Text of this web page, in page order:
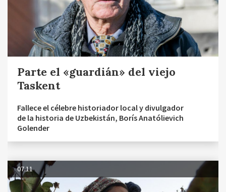
Parte el «guardián» del viejo
Taskent
Fallece el célebre historiador local y divulgador
de la historia de Uzbekistán, Borís Anatólievich
Golender
07.11